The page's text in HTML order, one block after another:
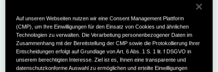
Auf unseren Webseiten nutzen wir eine Consent Management Plattform
(CMP), um Ihre Einwilligungen für den Einsatz von Cookies und ähnlichen
Technologien zu verwalten. Die Verarbeitung personenbezogener Daten im
Zusammenhang mit der Bereitstellung der CMP sowie die Protokollierung Ihrer
Entscheidungen erfolgt auf Grundlage von Art. 6 Abs. 1 S. 1 lit. f DSGVO in
unserem berechtigten Interesse. Ziel ist es, Ihnen eine transparente und
datenschutzkonforme Auswahl zu ermöglichen und erteilte Einwilligungen